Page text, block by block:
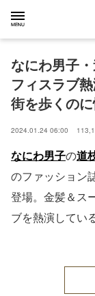
なにわ男子
フィスラブ
街を歩くのに
2024.01.24 06:00
なにわ男子の道
のファッション
登場。金髪＆ス
ブを熱演している